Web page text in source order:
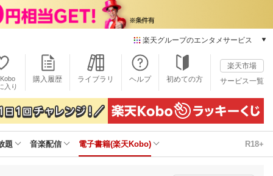
楽天グループのエンタメサービス
本/ゲーム/CD/DVD
楽天ブックス
電子書籍
楽天Kobo
雑誌読み放題
楽天ミュージック
入り
購入履歴 ライブラリ ヘルプ 初めての方
楽天市場
サービス一覧
題 音楽配信 電子書籍(楽天Kobo) R18+